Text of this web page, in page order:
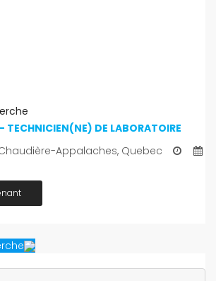
TECHNICIEN(NE) DE LABORATOIRE
Appalaches, Quebec